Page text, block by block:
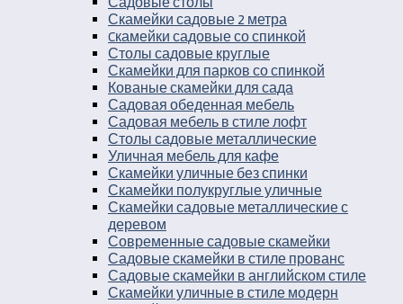
Скамейки садовые 2 метра
Cкамейки садовые со спинкой
Столы садовые круглые
Скамейки для парков со спинкой
Кованые скамейки для сада
Садовая обеденная мебель
Садовая мебель в стиле лофт
Столы садовые металлические
Уличная мебель для кафе
Скамейки уличные без спинки
Скамейки полукруглые уличные
Скамейки садовые металлические с
деревом
Современные садовые скамейки
Садовые скамейки в стиле прованс
Садовые скамейки в английском стиле
Скамейки уличные в стиле модерн